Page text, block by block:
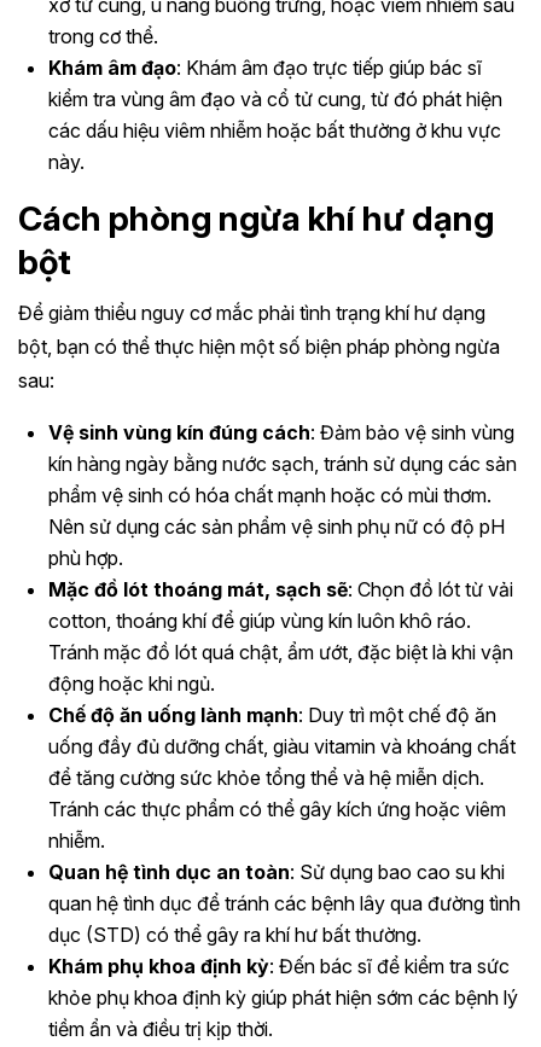
xơ tử cung, u nang buồng trứng, hoặc viêm nhiễm sâu
trong cơ thể.
Khám âm đạo: Khám âm đạo trực tiếp giúp bác sĩ
kiểm tra vùng âm đạo và cổ tử cung, từ đó phát hiện
các dấu hiệu viêm nhiễm hoặc bất thường ở khu vực
này.
Cách phòng ngừa khí hư dạng
bột
Để giảm thiểu nguy cơ mắc phải tình trạng khí hư dạng
bột, bạn có thể thực hiện một số biện pháp phòng ngừa
sau:
Vệ sinh vùng kín đúng cách: Đảm bảo vệ sinh vùng
kín hàng ngày bằng nước sạch, tránh sử dụng các sản
phẩm vệ sinh có hóa chất mạnh hoặc có mùi thơm.
Nên sử dụng các sản phẩm vệ sinh phụ nữ có độ pH
phù hợp.
Mặc đồ lót thoáng mát, sạch sẽ: Chọn đồ lót từ vải
cotton, thoáng khí để giúp vùng kín luôn khô ráo.
Tránh mặc đồ lót quá chật, ẩm ướt, đặc biệt là khi vận
động hoặc khi ngủ.
Chế độ ăn uống lành mạnh: Duy trì một chế độ ăn
uống đầy đủ dưỡng chất, giàu vitamin và khoáng chất
để tăng cường sức khỏe tổng thể và hệ miễn dịch.
Tránh các thực phẩm có thể gây kích ứng hoặc viêm
nhiễm.
Quan hệ tình dục an toàn: Sử dụng bao cao su khi
quan hệ tình dục để tránh các bệnh lây qua đường tình
dục (STD) có thể gây ra khí hư bất thường.
Khám phụ khoa định kỳ: Đến bác sĩ để kiểm tra sức
khỏe phụ khoa định kỳ giúp phát hiện sớm các bệnh lý
tiềm ẩn và điều trị kịp thời.